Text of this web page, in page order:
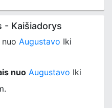
- Kaišiadorys
Augustavo Iki
nuo Augustavo Iki